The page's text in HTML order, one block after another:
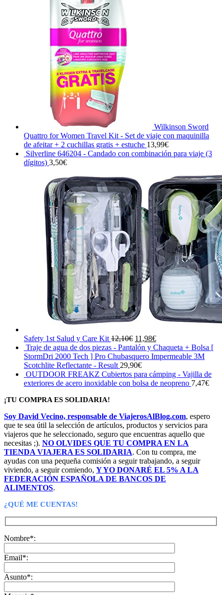
Wilkinson Sword
Quattro for Women Travel Kit - Set de viaje con maquinilla
de afeitar + 2 cuchillas gratis + estuche 13,99€
Silverline 646204 - Candado con combinación para viaje (3
dígitos) 3,50€
Safety 1st Salud y Care Kit 12,10€ El
precio
original
era:
12,10€.
11,98€El
precio
actual
11,98€.
Traje de agua de dos piezas - Pantalón y Chaqueta + Bolsa [
StormDri 2000 Tech ] Pro Chubasquero Impermeable 3M
Scotchlite Reflectante - Result 29,90€
OUTDOOR FREAKZ Cubiertos para cámping - Vajilla de
exteriores de acero inoxidable con bolsa de neopreno 7,47€
¡TU COMPRA ES SOLIDARIA!
Soy David Vecino, responsable de ViajerosAlBlog.com, espero
que te sea útil la selección de artículos, productos y servicios para
viajeros que he seleccionado, seguro que encuentras aquello que
necesitas ;). NO OLVIDES QUE TU COMPRA EN LA
TIENDA VIAJERA ES SOLIDARIA. Con tu compra, me
ayudas con una pequeña comisión a seguir trabajando, a seguir
viviendo, a seguir comiendo, Y YO DONARÉ EL 5% A LA
FEDERACIÓN ESPAÑOLA DE BANCOS DE
ALIMENTOS.
¿QUÉ ME CUENTAS!
Nombre*:
Email*:
Asunto*: